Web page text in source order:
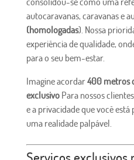
autocaravanas, caravanas e
(homologadas). Nossa
experiência de qualidade,
para o seu bem-estar.
Imagine acordar400 metros
exclusivoPara nossos
e a privacidade que você
uma realidade palpável.
Serviços exclusivos